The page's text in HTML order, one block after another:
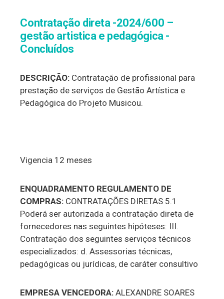
Contratação direta -2024/600 –
gestão artistica e pedagógica -
Concluídos
DESCRIÇÃO: Contratação de profissional para
prestação de serviços de Gestão Artística e
Pedagógica do Projeto Musicou.
Vigencia 12 meses
ENQUADRAMENTO REGULAMENTO DE
COMPRAS: CONTRATAÇÕES DIRETAS 5.1
Poderá ser autorizada a contratação direta de
fornecedores nas seguintes hipóteses: III.
Contratação dos seguintes serviços técnicos
especializados: d. Assessorias técnicas,
pedagógicas ou jurídicas, de caráter consultivo
EMPRESA VENCEDORA:ALEXANDRE SOARES